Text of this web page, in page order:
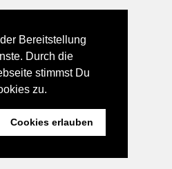
Bereitstellung
Durch die
stimmst Du
zu.
Cookies erlauben